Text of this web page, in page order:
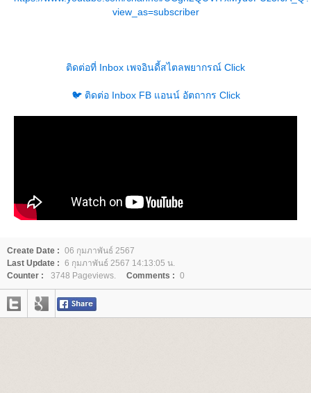
view_as=subscriber
ติดต่อที่ Inbox เพจอินดี้สไตลพยากรณ์ Click
🐦 ติดต่อ Inbox FB แอนน์ อัตถากร Click
Create Date : 06 กุมภาพันธ์ 2567
Last Update : 6 กุมภาพันธ์ 2567 14:13:05 น.
Counter :
3748 Pageviews. Comments : 0